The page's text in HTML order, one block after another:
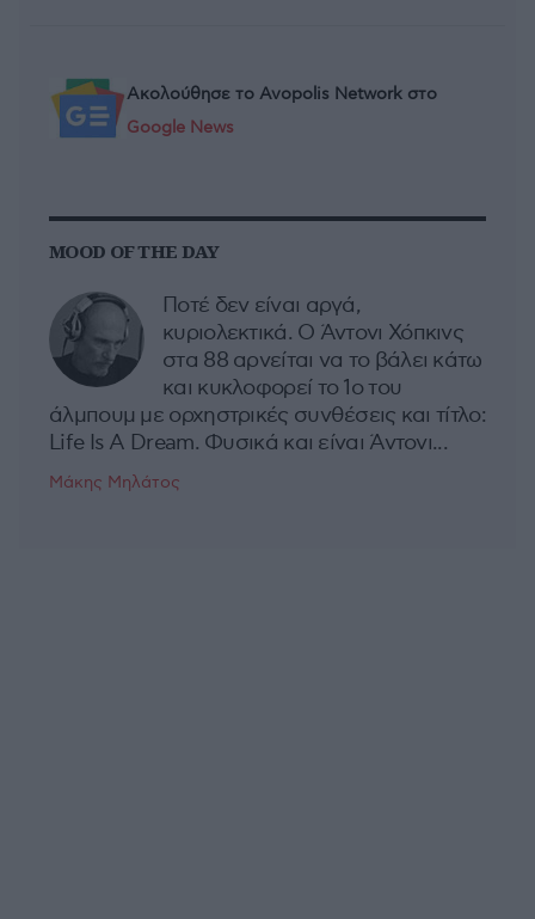
Ακολούθησε το Avopolis Network στο
Google News
MOOD OF THE DAY
Ποτέ δεν είναι αργά,
κυριολεκτικά. Ο Άντονι Χόπκινς
στα 88 αρνείται να το βάλει κάτω
και κυκλοφορεί το 1ο του
άλμπουμ με ορχηστρικές συνθέσεις και τίτλο:
Life Is A Dream. Φυσικά και είναι Άντονι...
Μάκης Μηλάτος